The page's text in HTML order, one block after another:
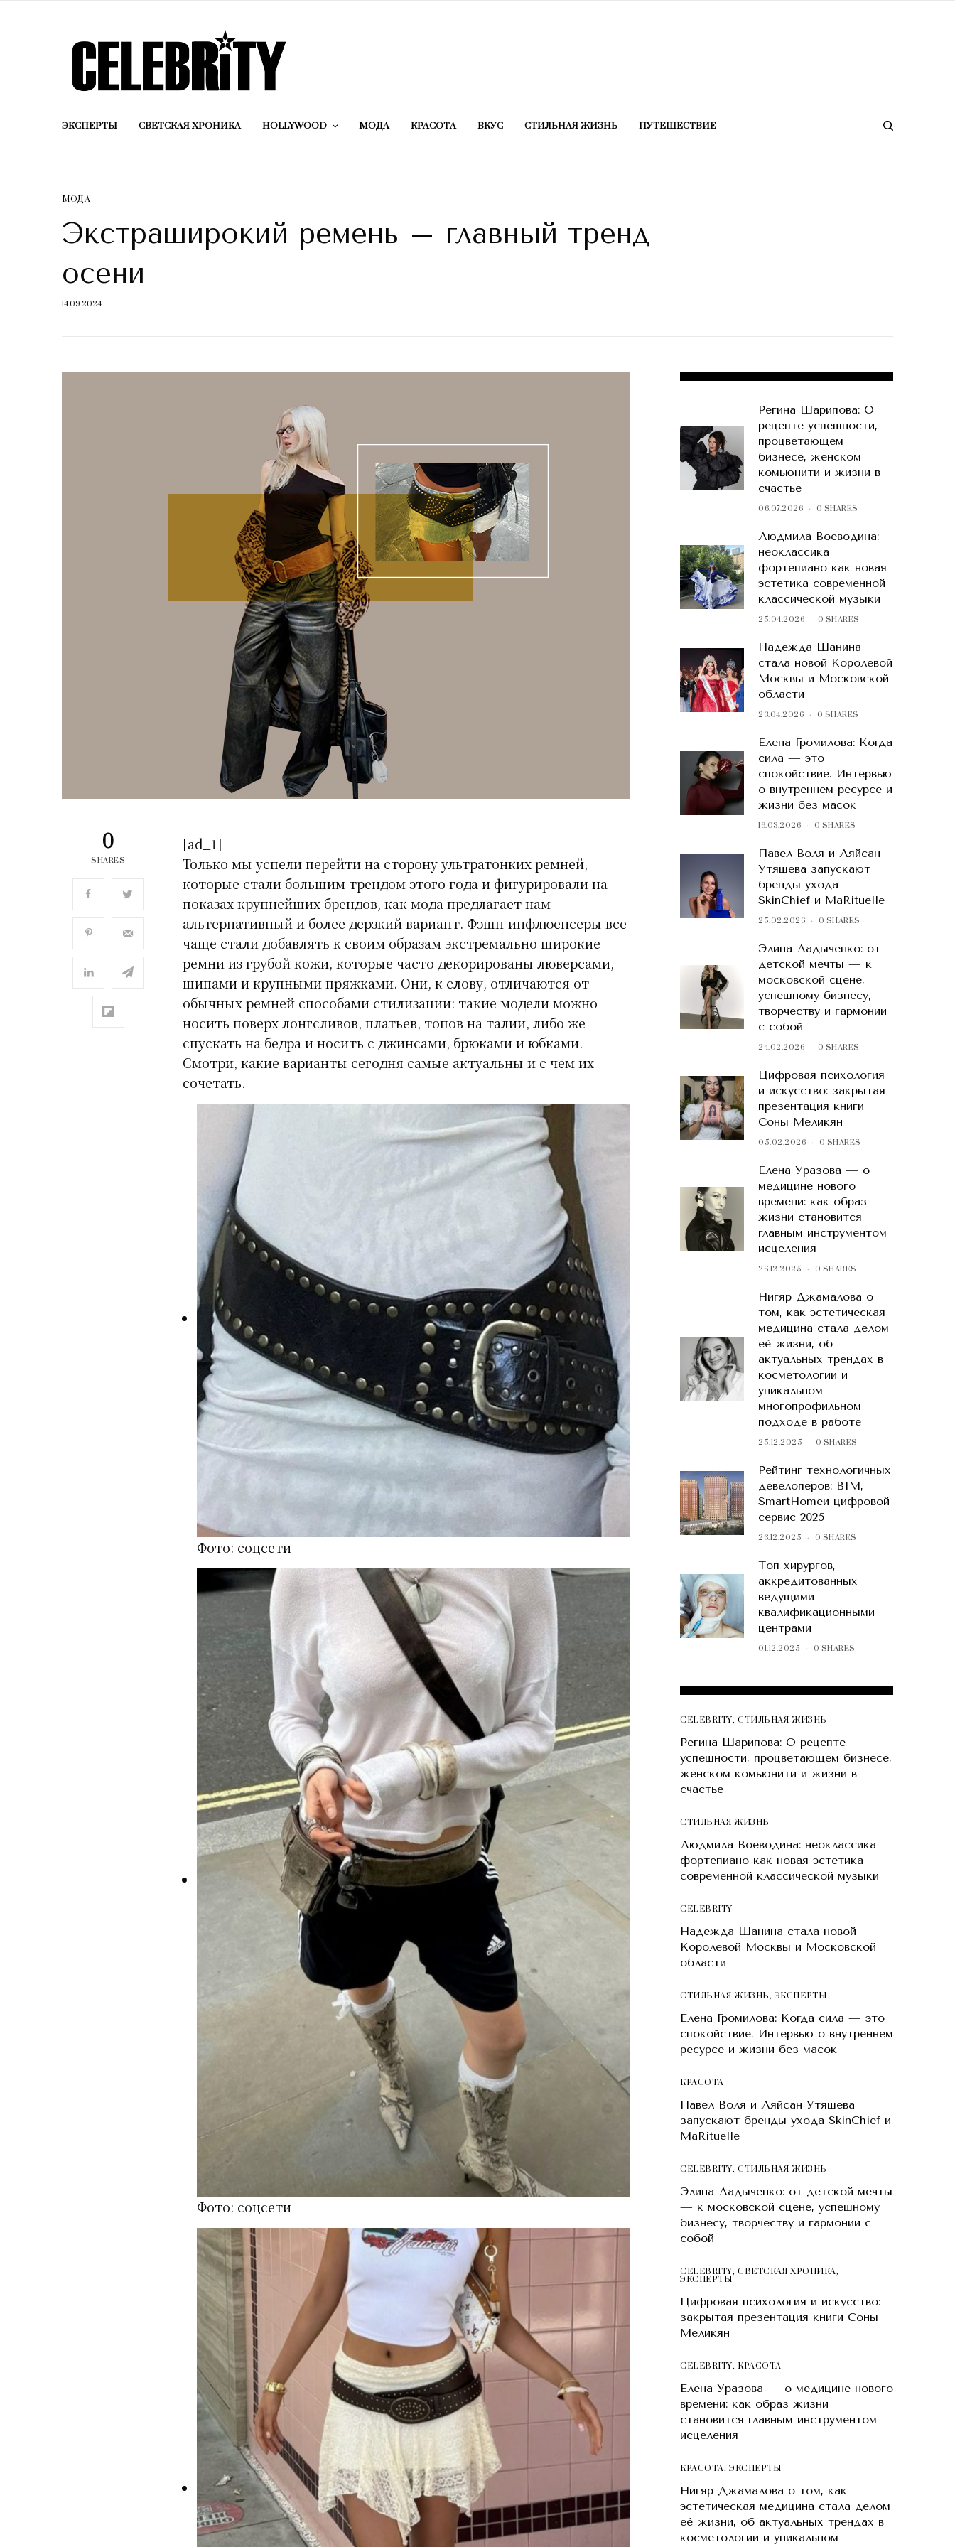
ЭКСПЕРТЫ СВЕТСКАЯ ХРОНИКА HOLLYWOOD МОДА КРАСОТA ВКУС СТИЛЬНАЯ ЖИЗНЬ ПУТЕШЕСТВИЕ
МОДА
Экстраширокий ремень – главный тренд
осени
14.09.2024
0
SHARES
[ad_1]
Только мы успели перейти на сторону ультратонких ремней,
которые стали большим трендом этого года и фигурировали на
показах крупнейших брендов, как мода предлагает нам
альтернативный и более дерзкий вариант. Фэшн-инфлюенсеры все
чаще стали добавлять к своим образам экстремально широкие
ремни из грубой кожи, которые часто декорированы люверсами,
шипами и крупными пряжками. Они, к слову, отличаются от
обычных ремней способами стилизации: такие модели можно
носить поверх лонгсливов, платьев, топов на талии, либо же
спускать на бедра и носить с джинсами, брюками и юбками.
Смотри, какие варианты сегодня самые актуальны и с чем их
сочетать.
Фото: соцсети
Фото: соцсети
Регина Шарипова: О
рецепте успешности,
процветающем
бизнесе, женском
комьюнити и жизни в
счастье
06.07.2026 0 SHARES
Людмила Воеводина:
неоклассика
фортепиано как новая
эстетика современной
классической музыки
25.04.2026 0 SHARES
Надежда Шанина
стала новой Королевой
Москвы и Московской
области
23.04.2026 0 SHARES
Елена Громилова: Когда
сила — это
спокойствие. Интервью
о внутреннем ресурсе и
жизни без масок
16.03.2026 0 SHARES
Павел Воля и Ляйсан
Утяшева запускают
бренды ухода
SkinChief и MaRituelle
25.02.2026 0 SHARES
Элина Ладыченко: от
детской мечты — к
московской сцене,
успешному бизнесу,
творчеству и гармонии
с собой
24.02.2026 0 SHARES
Цифровая психология
и искусство: закрытая
презентация книги
Соны Меликян
05.02.2026 0 SHARES
Елена Уразова — о
медицине нового
времени: как образ
жизни становится
главным инструментом
исцеления
26.12.2025 0 SHARES
Нигяр Джамалова о
том, как эстетическая
медицина стала делом
её жизни, об
актуальных трендах в
косметологии и
уникальном
многопрофильном
подходе в работе
25.12.2025 0 SHARES
Рейтинг технологичных
девелоперов: BIM,
SmartHomeи цифровой
сервис 2025
23.12.2025 0 SHARES
Топ хирургов,
аккредитованных
ведущими
квалификационными
центрами
01.12.2025 0 SHARES
CELEBRITY,СТИЛЬНАЯ ЖИЗНЬ
Регина Шарипова: О рецепте
успешности, процветающем бизнесе,
женском комьюнити и жизни в
счастье
СТИЛЬНАЯ ЖИЗНЬ
Людмила Воеводина: неоклассика
фортепиано как новая эстетика
современной классической музыки
CELEBRITY
Надежда Шанина стала новой
Королевой Москвы и Московской
области
СТИЛЬНАЯ ЖИЗНЬ, ЭКСПЕРТЫ
Елена Громилова: Когда сила — это
спокойствие. Интервью о внутреннем
ресурсе и жизни без масок
КРАСОТA
Павел Воля и Ляйсан Утяшева
запускают бренды ухода SkinChief и
MaRituelle
CELEBRITY,СТИЛЬНАЯ ЖИЗНЬ
Элина Ладыченко: от детской мечты
— к московской сцене, успешному
бизнесу, творчеству и гармонии с
собой
CELEBRITY,СВЕТСКАЯ ХРОНИКА,
ЭКСПЕРТЫ
Цифровая психология и искусство:
закрытая презентация книги Соны
Меликян
CELEBRITY, КРАСОТA
Елена Уразова — о медицине нового
времени: как образ жизни
становится главным инструментом
исцеления
КРАСОТA, ЭКСПЕРТЫ
Нигяр Джамалова о том, как
эстетическая медицина стала делом
её жизни, об актуальных трендах в
косметологии и уникальном